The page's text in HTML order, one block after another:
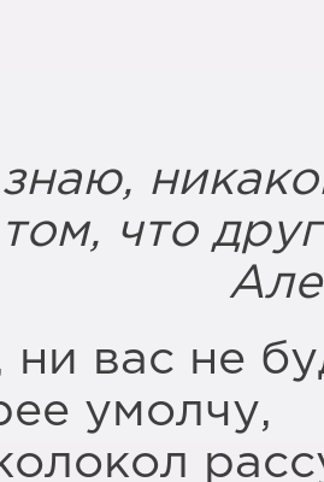
никакой
ни вас не
умолчу,